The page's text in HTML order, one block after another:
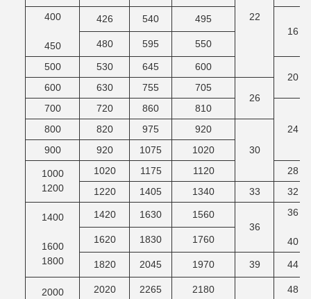
22
400
450
426 540
495
16
480
595 550
500 530 645
600
20
600
630 755
705
26
700
720 860
810
24
800 820 975
920
30
900 920 1075 1020
1000
1200
1020 1175 1120
28
1220
1405 1340 33 32
1400
1600
1800
1420 1630
1560
36
36
40
1620 1830 1760
1820 2045 1970 39 44
2000 2020 2265 2180 48